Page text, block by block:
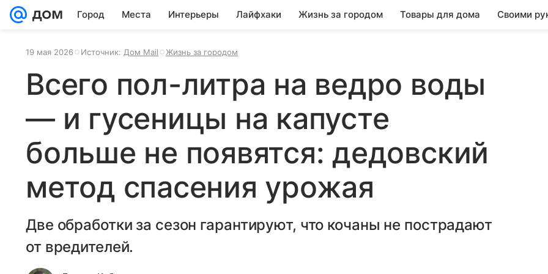
Город Места Интерьеры Лайфхаки Жизнь за городом Товары для дома Своими
19 мая 2026 Источник: Дом Mail Жизнь за городом
Всего пол-литра на ведро воды
— и гусеницы на капусте
больше не появятся: дедовский
метод спасения урожая
Две обработки за сезон гарантируют, что кочаны не пострадают
от вредителей.